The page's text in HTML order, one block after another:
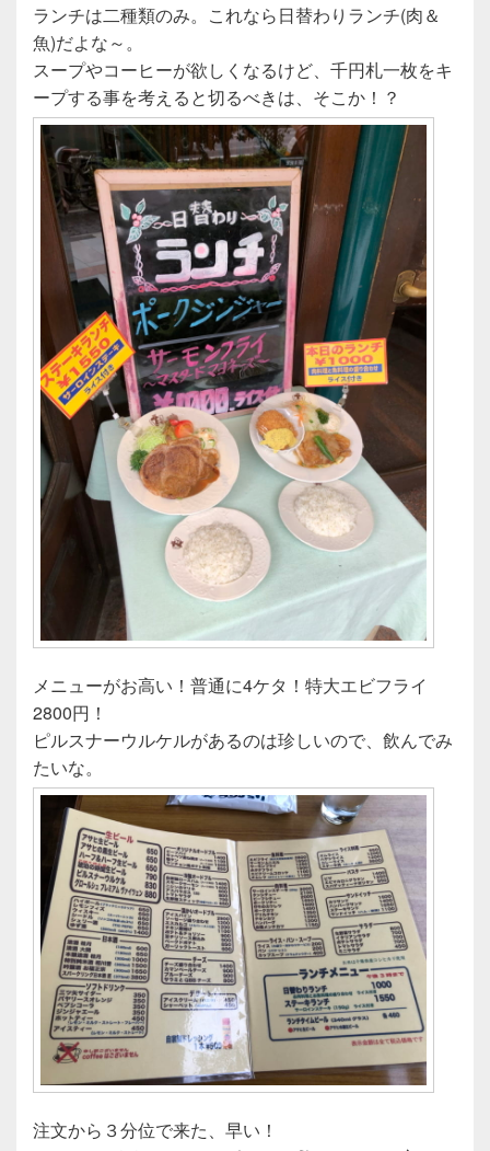
ランチは二種類のみ。これなら日替わりランチ(肉＆
魚)だよな～。
スープやコーヒーが欲しくなるけど、千円札一枚をキ
ープする事を考えると切るべきは、そこか！？
メニューがお高い！普通に4ケタ！特大エビフライ
2800円！
ピルスナーウルケルがあるのは珍しいので、飲んでみ
たいな。
注文から３分位で来た、早い！